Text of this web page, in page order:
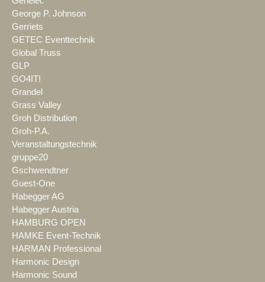
George P. Johnson
Gerriets
GETEC Eventtechnik
Global Truss
GLP
GO4IT!
Grandel
Grass Valley
Groh Distribution
Groh-P.A.
Veranstaltungstechnik
gruppe20
Gschwendtner
Guest-One
Habegger AG
Habegger Austria
HAMBURG OPEN
HAMKE Event-Technik
HARMAN Professional
Harmonic Design
Harmonic Sound